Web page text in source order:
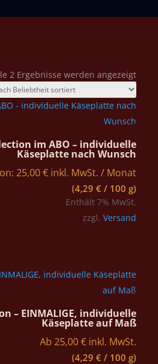
2 Ergebnisse werden angezeigtNach
im ABO – individuelle
Käseplatte nach Wunsch
25,00€ inkl. MwSt. / Monat
(4,29 € / 100 g)
Enthält 7% MwSt.
zzgl. Versand
– EINMALIGE, individuelle
Käseplatte auf Maß
Ab 25,00€ inkl. MwSt.
(4,29 € / 100 g)